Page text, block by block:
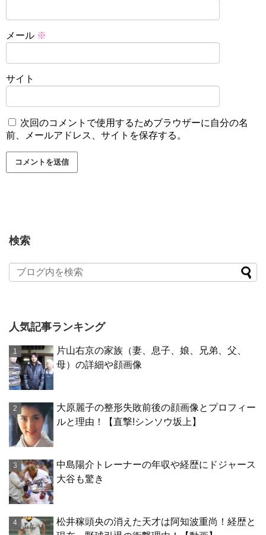
メール ※
サイト
次回のコメントで使用するためブラウザーに自分の名
前、メールアドレス、サイトを保存する。
検索
人気記事ランキング
片山右京の家族（妻、息子、娘、兄弟、父、
母）の詳細や顔画像
大原麗子の整形失敗前後の顔画像とプロフィー
ルと理由！【直撃!シンソウ坂上】
中島陽介トレーナーの年収や経歴にドジャース
大谷も驚き
松井稼頭央の消えた天才は阿知波重尚！経歴と